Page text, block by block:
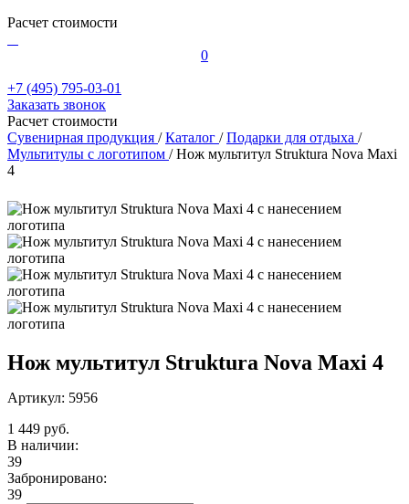
Расчет стоимости
0
+7 (495) 795-03-01
Заказать звонок
Расчет стоимости
Сувенирная продукция / Каталог / Подарки для отдыха /
Мультитулы с логотипом / Нож мультитул Struktura Nova Maxi
4
Нож мультитул Struktura Nova Maxi 4
Артикул: 5956
1 449 руб.
В наличии:
39
Забронировано:
39